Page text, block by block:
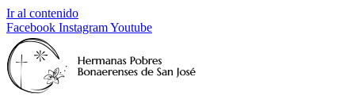
Ir al contenido
Facebook InstagramYoutube